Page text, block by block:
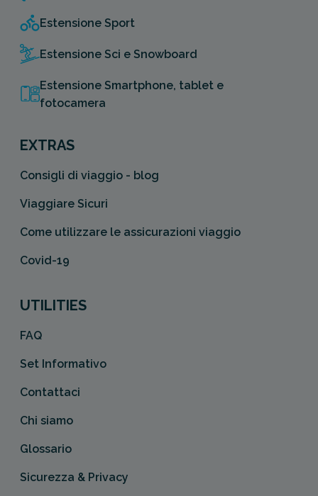
Estensione Sport
Estensione Sci e Snowboard
Estensione Smartphone, tablet e
fotocamera
EXTRAS
Consigli di viaggio - blog
Viaggiare Sicuri
Come utilizzare le assicurazioni viaggio
Covid-19
UTILITIES
FAQ
Set Informativo
Contattaci
Chi siamo
Glossario
Sicurezza & Privacy